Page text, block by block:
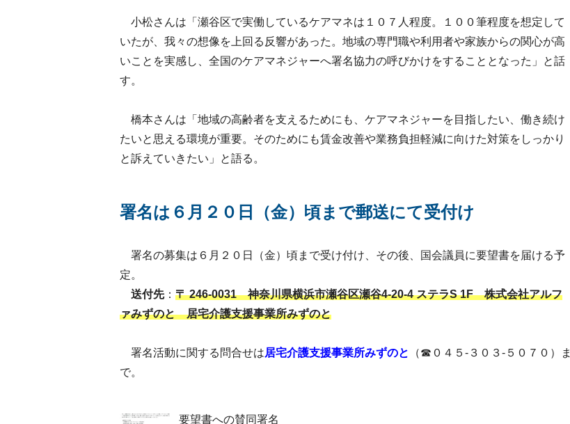
小松さんは「瀬谷区で実働しているケアマネは１０７人程度。１００筆程度を想定して
いたが、我々の想像を上回る反響があった。地域の専門職や利用者や家族からの関心が高
いことを実感し、全国のケアマネジャーへ署名協力の呼びかけをすることとなった」と話
す。
橋本さんは「地域の高齢者を支えるためにも、ケアマネジャーを目指したい、働き続け
たいと思える環境が重要。そのためにも賃金改善や業務負担軽減に向けた対策をしっかり
と訴えていきたい」と語る。
署名は６月２０日（金）頃まで郵送にて受付け
署名の募集は６月２０日（金）頃まで受け付け、その後、国会議員に要望書を届ける予
定。
送付先： 〒 246-0031 神奈川県横浜市瀬谷区瀬谷4-20-4 ステラS 1F 株式会社アルフ
ァみずのと 居宅介護支援事業所みずのと
署名活動に関する問合せは居宅介護支援事業所みずのと
（☎０４５-３０３-５０７０）ま
で。
要望書への賛同署名